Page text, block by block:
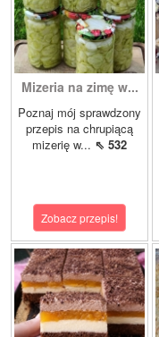
Mizeria na zimę w...
Poznaj mój sprawdzony
przepis na chrupiącą
mizerię w... ⇖ 532
Zobacz przepis!